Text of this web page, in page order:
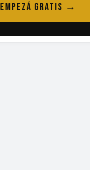
EMPEZÁ GRATIS →